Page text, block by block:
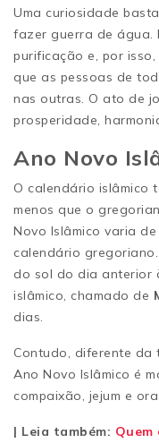
Uma curiosidade
fazer guerra de água.
purificação e, por
que as pessoas de
nas outras. O ato de
prosperidade,
Ano Novo
O calendário islâmico
menos que o
Novo Islâmico varia
calendário
do sol do dia anterior
islâmico, chamado de
dias.
Contudo, diferente
Ano Novo Islâmico é
compaixão, jejum e
| Leia também: